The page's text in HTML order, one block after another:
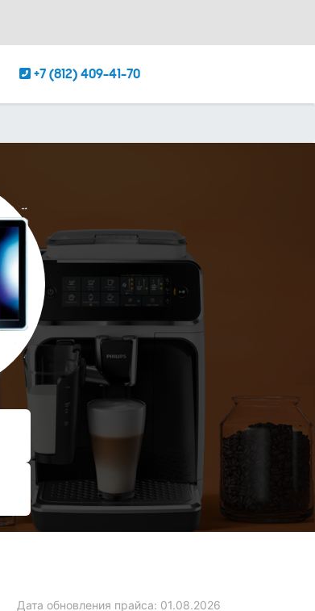
+7 (812) 409-41-70
Дата обновления прайса: 01.08.2026